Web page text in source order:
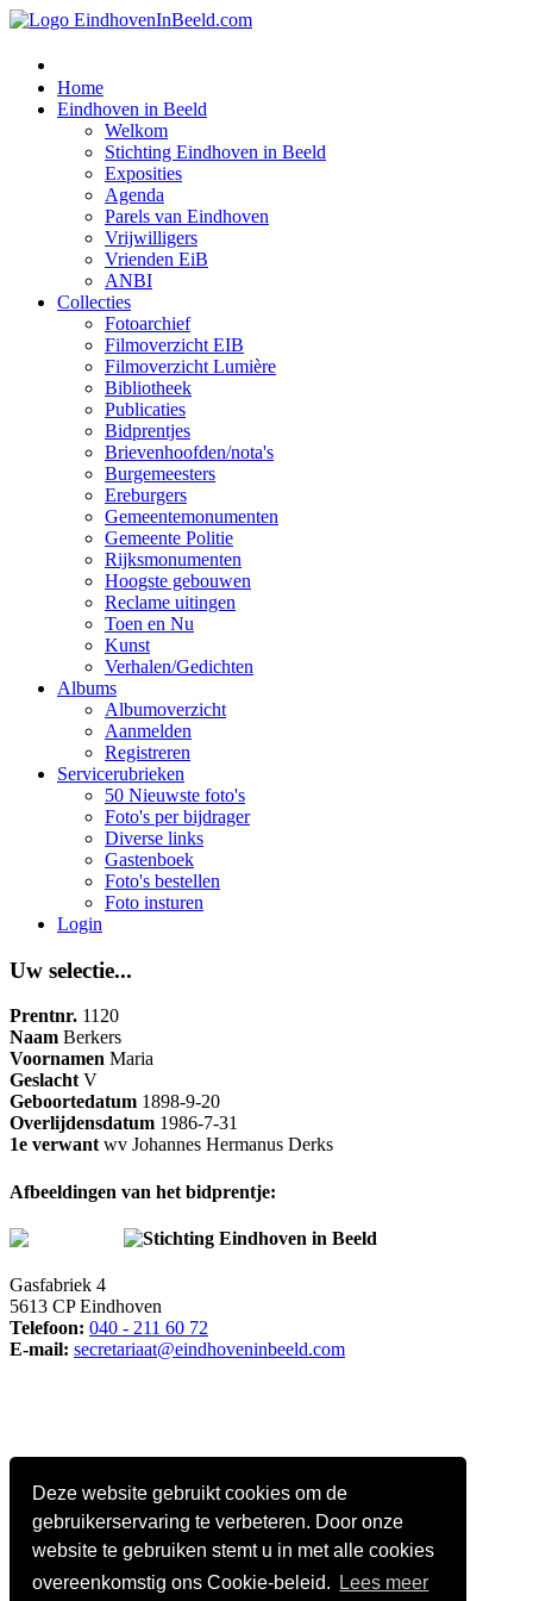
Deze website gebruikt cookies om de
gebruikerservaring te verbeteren. Door onze
website te gebruiken stemt u in met alle cookies
overeenkomstig ons Cookie-beleid.
Lees meer
Home
Eindhoven in Beeld
Welkom
Stichting Eindhoven in Beeld
Exposities
Agenda
Parels van Eindhoven
Vrijwilligers
Vrienden EiB
ANBI
Collecties
Fotoarchief
Filmoverzicht EIB
Filmoverzicht Lumière
Bibliotheek
Publicaties
Bidprentjes
Brievenhoofden/nota's
Burgemeesters
Ereburgers
Gemeentemonumenten
Gemeente Politie
Rijksmonumenten
Hoogste gebouwen
Reclame uitingen
Toen en Nu
Kunst
Verhalen/Gedichten
Albums
Albumoverzicht
Aanmelden
Registreren
Servicerubrieken
50 Nieuwste foto's
Foto's per bijdrager
Diverse links
Gastenboek
Foto's bestellen
Foto insturen
Login
Uw selectie...
Prentnr. 1120
Naam Berkers
Voornamen Maria
GeslachtV
Geboortedatum 1898-9-20
Overlijdensdatum 1986-7-31
1e verwantwv Johannes Hermanus Derks
Afbeeldingen van het bidprentje:
Stichting Eindhoven in Beeld
Gasfabriek 4
5613 CP Eindhoven
Telefoon: 040 - 211 60 72
E-mail: secretariaat@eindhoveninbeeld.com